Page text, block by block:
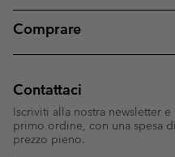
Comprare
Contattaci
Iscriviti alla nostra newsletter
primo ordine, con una spesa
prezzo pieno.